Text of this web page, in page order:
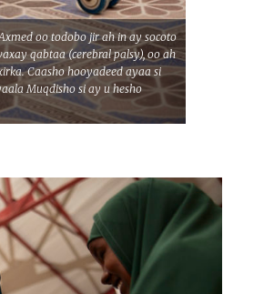
oo todobo jir ah in ay socoto
qabtaa (cerebral palsy), oo ah
Caasho hooyadeed ayaa si
Muqdisho si ay u hesho